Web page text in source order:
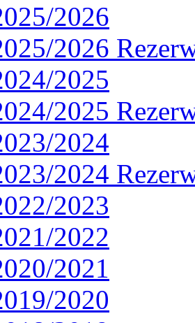
2026
2026
2025
2025
2024
2024
2023
2022
2021
2020